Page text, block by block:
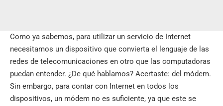
Como ya sabemos, para utilizar un servicio de Internet
necesitamos un dispositivo que convierta el lenguaje de las
redes de telecomunicaciones en otro que las computadoras
puedan entender. ¿De qué hablamos? Acertaste: del módem.
Sin embargo, para contar con Internet en todos los
dispositivos, un módem no es suficiente, ya que este se